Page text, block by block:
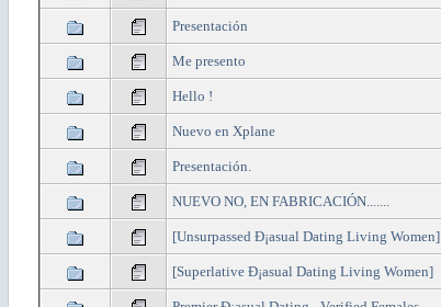
Presentación
Me presento
Hello !
Nuevo en Xplane
Presentación.
NUEVO NO, EN FABRICACIÓN.......
[Unsurpassed Ð¡asual Dating Living Women]
[Superlative Ð¡asual Dating Living Women]